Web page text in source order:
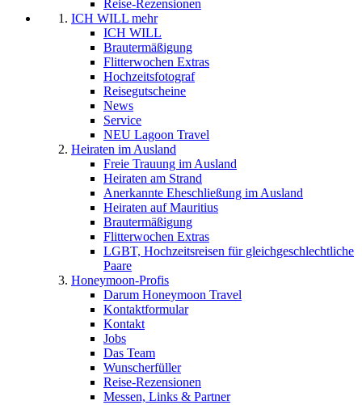
Reise-Rezensionen
ICH WILL mehr
ICH WILL
Brautermäßigung
Flitterwochen Extras
Hochzeitsfotograf
Reisegutscheine
News
Service
NEU Lagoon Travel
Heiraten im Ausland
Freie Trauung im Ausland
Heiraten am Strand
Anerkannte Eheschließung im Ausland
Heiraten auf Mauritius
Brautermäßigung
Flitterwochen Extras
LGBT, Hochzeitsreisen für gleichgeschlechtliche
Paare
Honeymoon-Profis
Darum Honeymoon Travel
Kontaktformular
Kontakt
Jobs
Das Team
Wunscherfüller
Reise-Rezensionen
Messen, Links & Partner